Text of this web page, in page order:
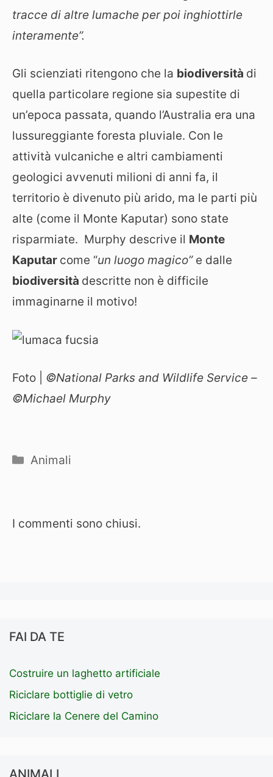
tracce di altre lumache per poi inghiottirle
interamente”.
Gli scienziati ritengono che la biodiversità di
quella particolare regione sia supestite di
un’epoca passata, quando l’Australia era una
lussureggiante foresta pluviale. Con le
attività vulcaniche e altri cambiamenti
geologici avvenuti milioni di anni fa, il
territorio è divenuto più arido, ma le parti più
alte (come il Monte Kaputar) sono state
risparmiate. Murphy descrive il Monte
Kaputar come “un luogo magico”e dalle
biodiversità descritte non è difficile
immaginarne il motivo!
Foto | ©National Parks and Wildlife Service –
©Michael Murphy
Categorie
Animali
I commenti sono chiusi.
FAI DA TE
Costruire un laghetto artificiale
Riciclare bottiglie di vetro
Riciclare la Cenere del Camino
ANIMALI